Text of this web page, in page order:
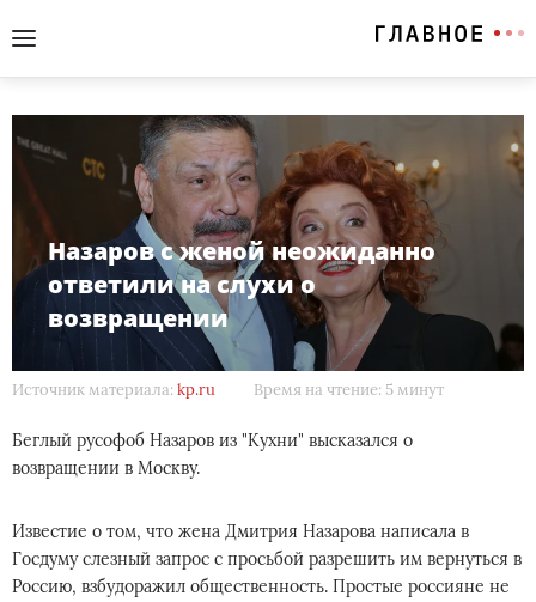
Назаров с женой неожиданно
ответили на слухи о
возвращении
Источник материала: kp.ru Время на чтение: 5 минут
Беглый русофоб Назаров из "Кухни" высказался о
возвращении в Москву.
Известие о том, что жена Дмитрия Назарова написала в
Госдуму слезный запрос с просьбой разрешить им вернуться в
Россию, взбудоражил общественность. Простые россияне не